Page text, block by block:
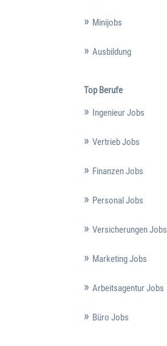
Minijobs
Ausbildung
Top Berufe
Ingenieur Jobs
Vertrieb Jobs
Finanzen Jobs
Personal Jobs
Versicherungen Jobs
Marketing Jobs
Arbeitsagentur Jobs
Büro Jobs